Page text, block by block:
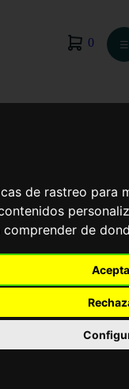
de rastreo para
de
0 ☰